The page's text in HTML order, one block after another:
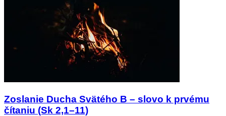
Zoslanie Ducha Svätého B – slovo k prvému
čítaniu (Sk 2,1–11)